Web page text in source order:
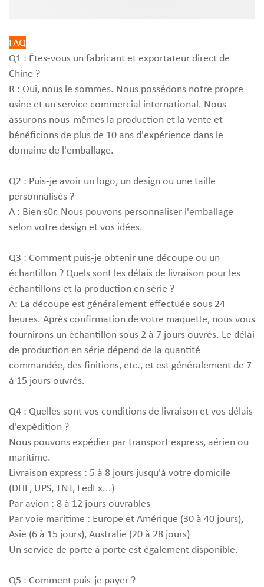
FAQ
Q1 : Êtes-vous un fabricant et exportateur direct de
Chine ?
R : Oui, nous le sommes. Nous possédons notre propre
usine et un service commercial international. Nous
assurons nous-mêmes la production et la vente et
bénéficions de plus de 10 ans d'expérience dans le
domaine de l'emballage.
Q2 : Puis-je avoir un logo, un design ou une taille
personnalisés ?
A : Bien sûr. Nous pouvons personnaliser l'emballage
selon votre design et vos idées.
Q3 : Comment puis-je obtenir une découpe ou un
échantillon ? Quels sont les délais de livraison pour les
échantillons et la production en série ?
A: La découpe est généralement effectuée sous 24
heures. Après confirmation de votre maquette, nous vous
fournirons un échantillon sous 2 à 7 jours ouvrés. Le délai
de production en série dépend de la quantité
commandée, des finitions, etc., et est généralement de 7
à 15 jours ouvrés.
Q4 : Quelles sont vos conditions de livraison et vos délais
d'expédition ?
Nous pouvons expédier par transport express, aérien ou
maritime.
Livraison express : 5 à 8 jours jusqu'à votre domicile
(DHL, UPS, TNT, FedEx...)
Par avion : 8 à 12 jours ouvrables
Par voie maritime : Europe et Amérique (30 à 40 jours),
Asie (6 à 15 jours), Australie (20 à 28 jours)
Un service de porte à porte est également disponible.
Q5 : Comment puis-je payer ?